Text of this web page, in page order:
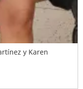
y Karen